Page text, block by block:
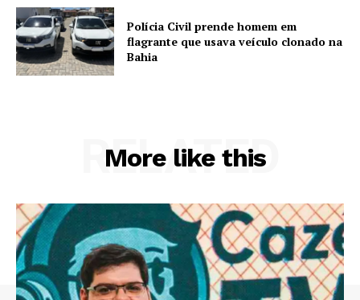
Polícia Civil prende homem em
flagrante que usava veículo clonado na
Bahia
More like this
RELATED